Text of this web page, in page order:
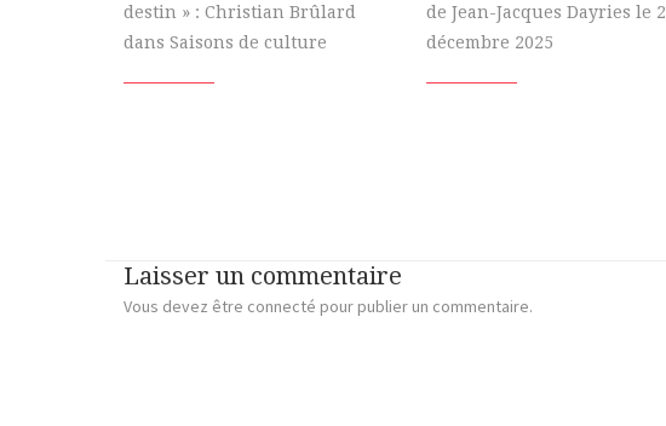
destin » : Christian Brûlard
dans Saisons de culture
de Jean-Jacques Dayries le 2
décembre 2025
Laisser un commentaire
Vous devez être connecté pour publier un commentaire.